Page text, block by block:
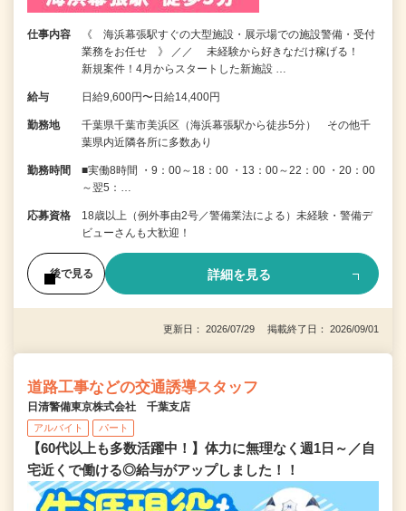
仕事内容
《 海浜幕張駅すぐの大型施設・展示場での施設警備・受付
業務をお任せ 》 ／／ 未経験から好きなだけ稼げる！
新規案件！4月からスタートした新施設 …
給与 日給9,600円〜日給14,400円
勤務地
千葉県千葉市美浜区（海浜幕張駅から徒歩5分） その他千
葉県内近隣各所に多数あり
勤務時間
■実働8時間 ・9：00～18：00 ・13：00～22：00 ・20：00
～翌5：…
応募資格
18歳以上（例外事由2号／警備業法による）未経験・警備デ
ビューさんも大歓迎！
後で見る 詳細を見る
更新日： 2026/07/29 掲載終了日： 2026/09/01
道路工事などの交通誘導スタッフ
日清警備東京株式会社 千葉支店
アルバイト パート
【60代以上も多数活躍中！】体力に無理なく週1日～／自
宅近くで働ける◎給与がアップしました！！